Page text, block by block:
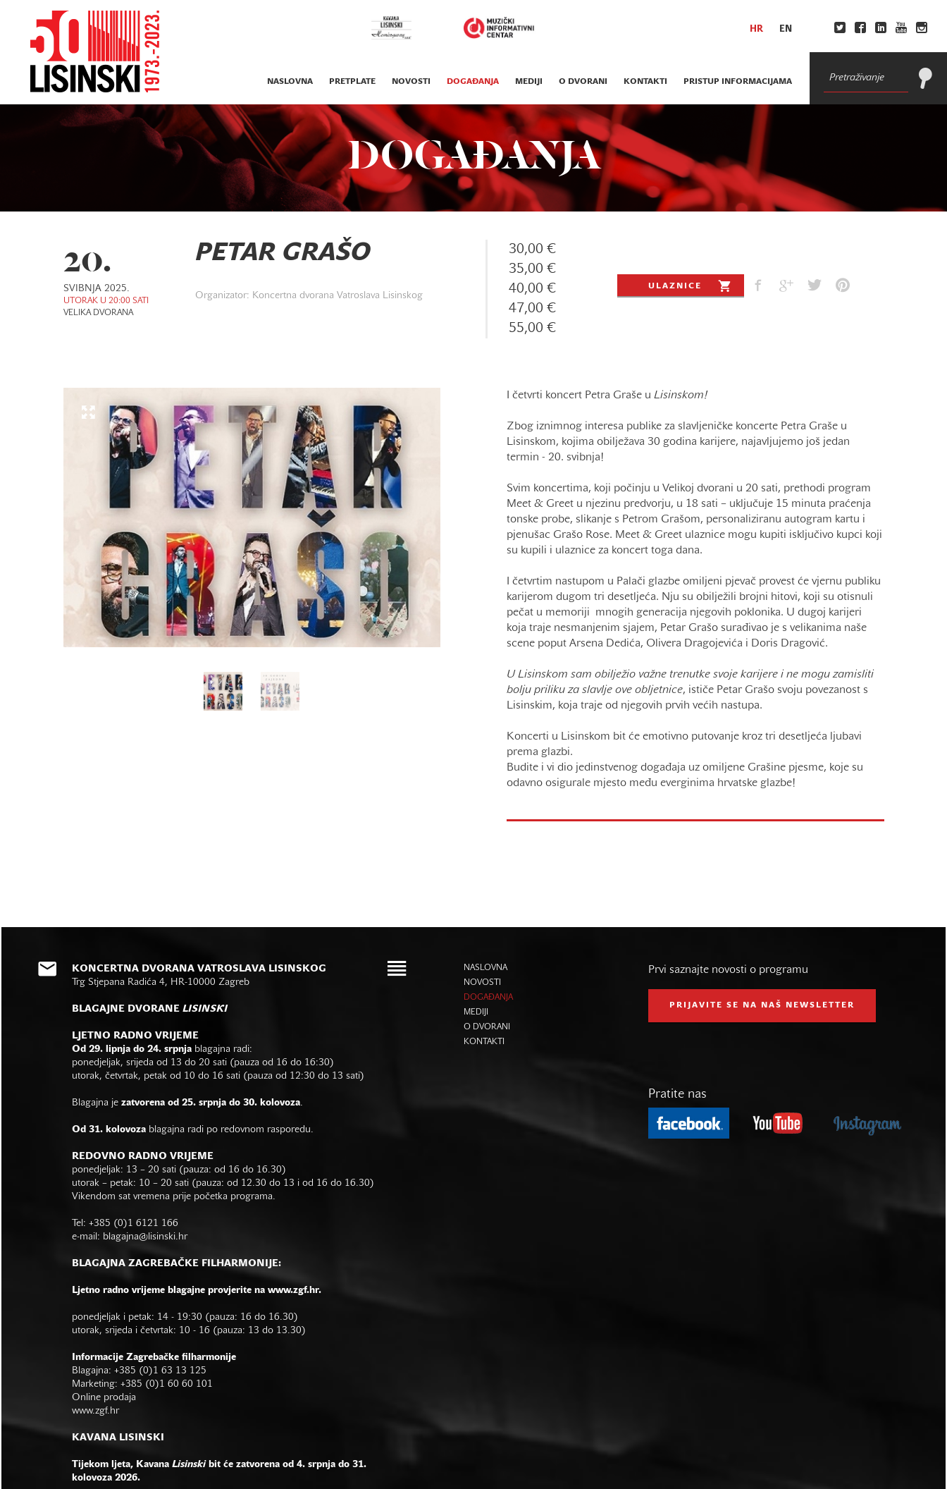
HR EN
NASLOVNA PRETPLATE NOVOSTI DOGAĐANJA MEDIJI O DVORANI KONTAKTI PRISTUP INFORMACIJAMA
DOGAĐANJA
20.
SVIBNJA 2025.
UTORAK U 20:00 SATI
VELIKA DVORANA
PETAR GRAŠO
Organizator: Koncertna dvorana Vatroslava Lisinskog
30,00 €
35,00 €
40,00 €
47,00 €
55,00 €
ULAZNICE
I četvrti koncert Petra Graše u Lisinskom!
Zbog iznimnog interesa publike za slavljeničke koncerte Petra Graše u
Lisinskom, kojima obilježava 30 godina karijere, najavljujemo još jedan
termin - 20. svibnja!
Svim koncertima, koji počinju u Velikoj dvorani u 20 sati, prethodi program
Meet & Greet u njezinu predvorju, u 18 sati – uključuje 15 minuta praćenja
tonske probe, slikanje s Petrom Grašom, personaliziranu autogram kartu i
pjenušac Grašo Rose. Meet & Greet ulaznice mogu kupiti isključivo kupci koji
su kupili i ulaznice za koncert toga dana.
I četvrtim nastupom u Palači glazbe omiljeni pjevač provest će vjernu publiku
karijerom dugom tri desetljeća. Nju su obilježili brojni hitovi, koji su otisnuli
pečat u memoriji mnogih generacija njegovih poklonika. U dugoj karijeri
koja traje nesmanjenim sjajem, Petar Grašo surađivao je s velikanima naše
scene poput Arsena Dedića, Olivera Dragojevića i Doris Dragović.
U Lisinskom sam obilježio važne trenutke svoje karijere i ne mogu zamisliti
bolju priliku za slavlje ove obljetnice, ističe Petar Grašo svoju povezanost s
Lisinskim, koja traje od njegovih prvih većih nastupa.
Koncerti u Lisinskom bit će emotivno putovanje kroz tri desetljeća ljubavi
prema glazbi.
Budite i vi dio jedinstvenog događaja uz omiljene Grašine pjesme, koje su
odavno osigurale mjesto među everginima hrvatske glazbe!
KONCERTNA DVORANA VATROSLAVA LISINSKOG
Trg Stjepana Radića 4, HR-10000 Zagreb
BLAGAJNE DVORANE LISINSKI
LJETNO RADNO VRIJEME
Od 29. lipnja do 24. srpnja blagajna radi:
ponedjeljak, srijeda od 13 do 20 sati (pauza od 16 do 16:30)
utorak, četvrtak, petak od 10 do 16 sati (pauza od 12:30 do 13 sati)
Blagajna je zatvorena od 25. srpnja do 30. kolovoza.
Od 31. kolovoza blagajna radi po redovnom rasporedu.
REDOVNO RADNO VRIJEME
ponedjeljak: 13 – 20 sati (pauza: od 16 do 16.30)
utorak – petak: 10 – 20 sati (pauza: od 12.30 do 13 i od 16 do 16.30)
Vikendom sat vremena prije početka programa.
Tel: +385 (0)1 6121 166
e-mail: blagajna@lisinski.hr
BLAGAJNA ZAGREBAČKE FILHARMONIJE:
Ljetno radno vrijeme blagajne provjerite na www.zgf.hr.
ponedjeljak i petak: 14 - 19:30 (pauza: 16 do 16.30)
utorak, srijeda i četvrtak: 10 - 16 (pauza: 13 do 13.30)
Informacije Zagrebačke filharmonije
Blagajna: +385 (0)1 63 13 125
Marketing: +385 (0)1 60 60 101
Online prodaja
www.zgf.hr
KAVANA LISINSKI
Tijekom ljeta, Kavana Lisinskibit će zatvorena od 4. srpnja do 31.
kolovoza 2026.
NASLOVNA
NOVOSTI
DOGAĐANJA
MEDIJI
O DVORANI
KONTAKTI
Prvi saznajte novosti o programu
PRIJAVITE SE NA NAŠ NEWSLETTER
Pratite nas